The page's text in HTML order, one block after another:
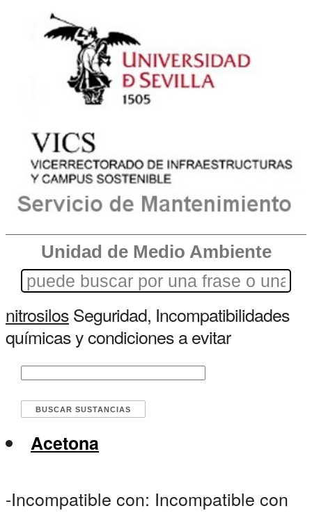
Unidad de Medio Ambiente
nitrosilosSeguridad, Incompatibilidades
químicas y condiciones a evitar
Acetona
-Incompatible con: Incompatible con